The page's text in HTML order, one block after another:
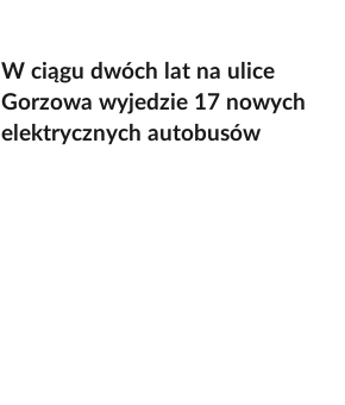
W ciągu dwóch lat na ulice
Gorzowa wyjedzie 17 nowych
elektrycznych autobusów